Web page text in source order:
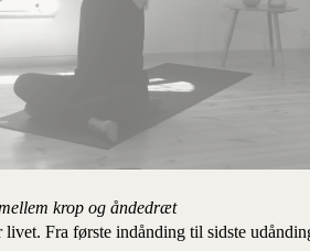
krop og åndedræt
Fra første indånding til sidste